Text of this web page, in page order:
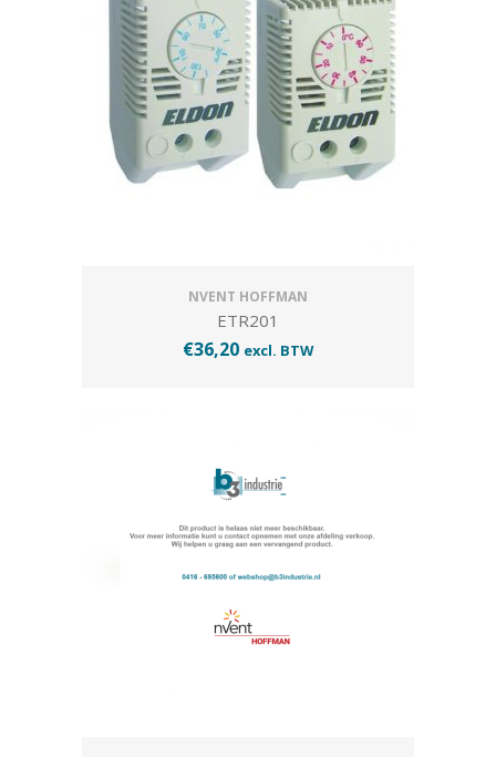
NVENT HOFFMAN
ETR201
€36,20 excl. BTW